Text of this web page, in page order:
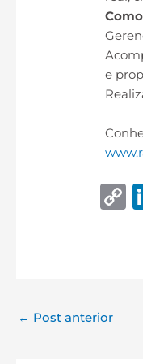
e
← Post anterior